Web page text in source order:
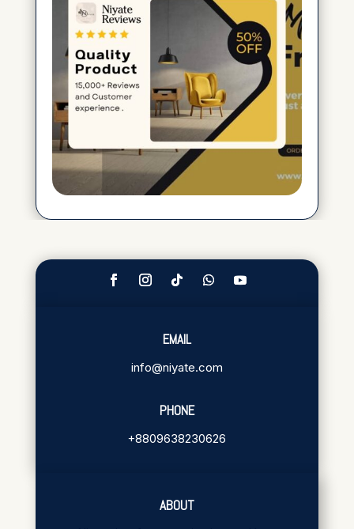
EMAIL
info@niyate.com
PHONE
+8809638230626
ABOUT